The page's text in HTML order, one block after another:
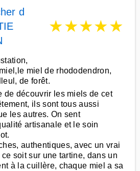
d
★★★★★
miel de rhododendron,
de forêt.
de découvrir les miels de cet
ils sont tous aussi
les autres. On sent
artisanale et le soin
authentiques, avec un vrai
soit sur une tartine, dans un
à la cuillère, chaque miel a sa